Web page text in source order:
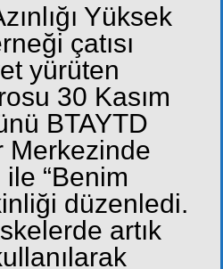
Yüksek
çatısı
yürüten
30 Kasım
BTAYTD
Merkezinde
“Benim
düzenledi.
artık